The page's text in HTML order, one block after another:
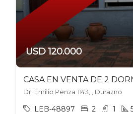
USD 120.000
Dr. Emilio Penza 1143, , Durazno
LEB-48897 2 1